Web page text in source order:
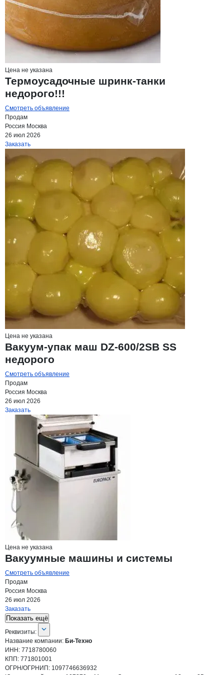
Цена не указана
Термоусадочные шринк-танки
недорого!!!
Смотреть объявление
Продам
Россия Москва
26 июл 2026
Заказать
Цена не указана
Вакуум-упак маш DZ-600/2SB SS
недорого
Смотреть объявление
Продам
Россия Москва
26 июл 2026
Заказать
Цена не указана
Вакуумные машины и системы
Смотреть объявление
Продам
Россия Москва
26 июл 2026
Заказать
Показать ещё
О компании
Реквизиты
Реквизиты:
Название компании: Би-Техно
ИНН: 7718780060
КПП: 771801001
ОГРН/ОГРНИП: 1097746636932